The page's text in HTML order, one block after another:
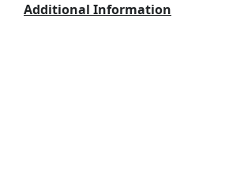
Additional Information